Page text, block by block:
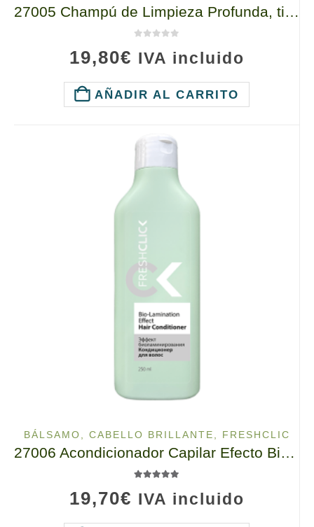
27005 Champú de Limpieza Profunda, tianDe, Efecto Detox: Champú Negro Anticaspa
19,80€ IVA incluido
AÑADIR AL CARRITO
BÁLSAMO CABELLO BRILLANTE FRESHCLIC
27006 Acondicionador Capilar Efecto Bio-Laminación, tianDe FreshClic, Efecto Bio-Laminación y Peinado Express
19,70€ IVA incluido